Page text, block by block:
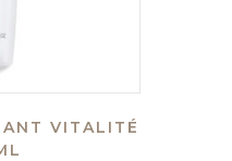
VITALITÉ